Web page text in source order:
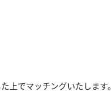
上でマッチングいたします。